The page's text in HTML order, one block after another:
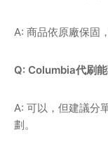
A: 商品依原廠保固
Q: Columbia代刷
A: 可以，但建議分
劃。